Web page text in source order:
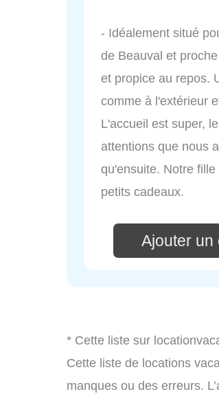
- Idéalement situé
de Beauval et
et propice au repos.
comme à l'extérieur
L'accueil est super,
attentions que nous
qu'ensuite. Notre
petits cadeaux.
Ajouter un
* Cette liste sur
Cette liste de locations
manques ou des erreurs.